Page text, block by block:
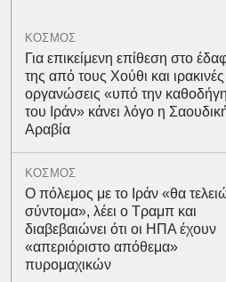
ΚΟΣΜΟΣ
Για επικείμενη επίθεση στο
της από τους Χούθι και ιρακινές
οργανώσεις «υπό την
του Ιράν» κάνει λόγο η
Αραβία
ΚΟΣΜΟΣ
Ο πόλεμος με το Ιράν «θα
σύντομα», λέει ο Τραμπ και
διαβεβαιώνει ότι οι ΗΠΑ έχουν
«απεριόριστο απόθεμα»
πυρομαχικών